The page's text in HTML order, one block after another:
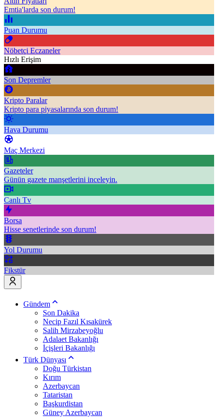
Emtia'larda son durum!
Puan Durumu
Nöbetçi Eczaneler
Hızlı Erişim
Son Depremler
Kripto Paralar
Kripto para piyasalarında son durum!
Hava Durumu
Maç Merkezi
Gazeteler
Günün gazete manşetlerini inceleyin.
Canlı Tv
Borsa
Hisse senetlerinde son durum!
Yol Durumu
Fikstür
Gündem
Son Dakika
Necip Fazıl Kısakürek
Salih Mirzabeyoğlu
Adalaet Bakanlığı
İçişleri Bakanlığı
Türk Dünyası
Doğu Türkistan
Kırım
Azerbaycan
Tataristan
Başkurdistan
Güney Azerbaycan